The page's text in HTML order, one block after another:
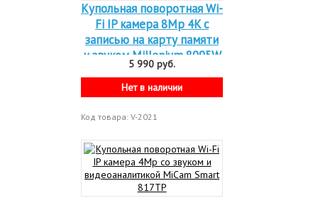
Купольная поворотная Wi-
Fi IP камера 8Mp 4K c
записью на карту памяти
и звуком Millenium 8095W
PTZ
5 990 руб.
Нет в наличии
Код товара: V-2021